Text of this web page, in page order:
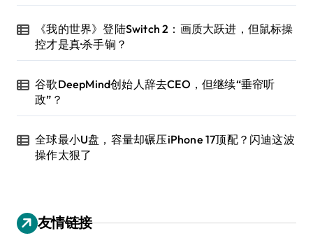
《我的世界》登陆Switch 2：画质大跃进，但鼠标操
控才是真·杀手锏？
谷歌DeepMind创始人辞去CEO，但继续“垂帘听
政”？
全球最小U盘，容量却碾压iPhone 17顶配？闪迪这波
操作太狠了
友情链接